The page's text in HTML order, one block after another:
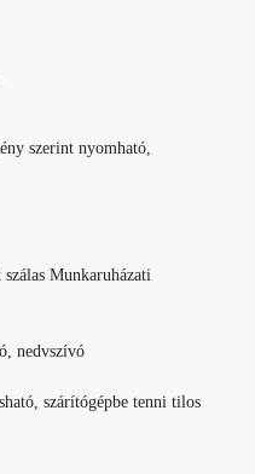
szerint nyomható,
Munkaruházati
nedvszívó
szárítógépbe tenni tilos